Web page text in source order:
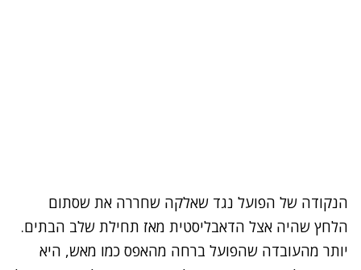
הנקודה של הפועל נגד שאלקה שחררה את שסתום
הלחץ שהיה אצל הדאבליסטית מאז תחילת שלב הבתים.
יותר מהעובדה שהפועל ברחה מהאפס כמו מאש, היא